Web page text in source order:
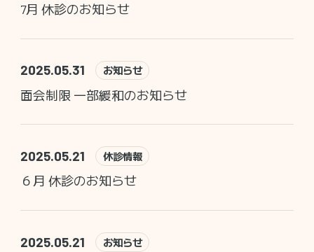
7月 休診のお知らせ
2025.05.31 お知らせ
面会制限 一部緩和のお知らせ
2025.05.21 休診情報
６月 休診のお知らせ
2025.05.21 お知らせ